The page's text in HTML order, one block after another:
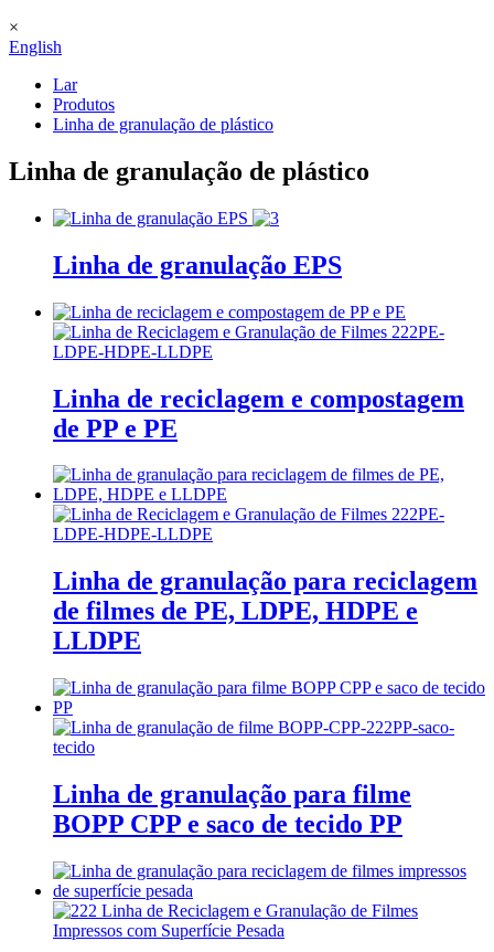
×
English
Lar
Produtos
Linha de granulação de plástico
Linha de granulação de plástico
Linha de granulação EPS
Linha de reciclagem e compostagem
de PP e PE
Linha de granulação para reciclagem
de filmes de PE, LDPE, HDPE e
LLDPE
Linha de granulação para filme
BOPP CPP e saco de tecido PP